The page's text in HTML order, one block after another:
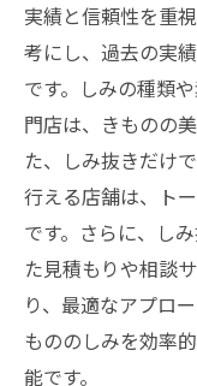
しみ抜き
プロが推
技術革新
来
きもののしみ
の効果的な
専門店が
しみ抜き
品
実績と信頼性を重
考にし、過去の実
です。しみの種類
門店は、きものの
た、しみ抜きだけ
行える店舗は、ト
です。さらに、し
た見積もりや相談
り、最適なアプロ
もののしみを効率
能です。